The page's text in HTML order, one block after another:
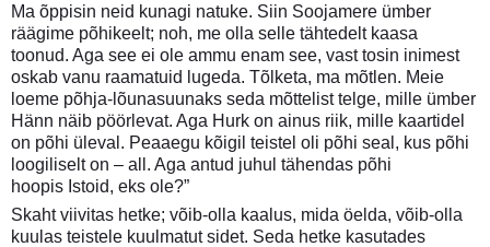
Ma õppisin neid kunagi natuke. Siin Soojamere ümber
räägime põhikeelt; noh, me olla selle tähtedelt kaasa
toonud. Aga see ei ole ammu enam see, vast tosin inimest
oskab vanu raamatuid lugeda. Tõlketa, ma mõtlen. Meie
loeme põhja-lõunasuunaks seda mõttelist telge, mille ümber
Hänn näib pöörlevat. Aga Hurk on ainus riik, mille kaartidel
on põhi üleval. Peaaegu kõigil teistel oli põhi seal, kus põhi
loogiliselt on – all. Aga antud juhul tähendas põhi
hoopis Istoid, eks ole?”
Skaht viivitas hetke; võib-olla kaalus, mida öelda, võib-olla
kuulas teistele kuulmatut sidet. Seda hetke kasutades